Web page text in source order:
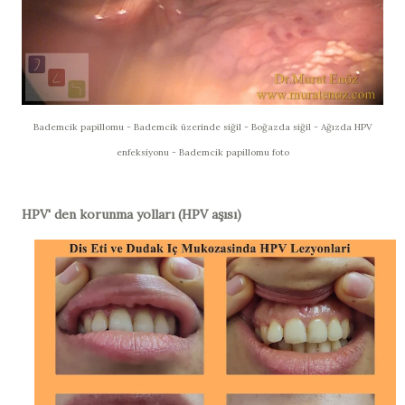
Bademcik papillomu - Bademcik üzerinde siğil - Boğazda siğil - Ağızda HPV
enfeksiyonu - Bademcik papillomu foto
HPV' den korunma yolları (HPV aşısı)